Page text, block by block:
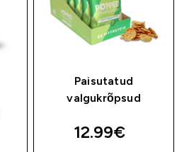
Paisutatud
valgukrõpsud
12.99€‎